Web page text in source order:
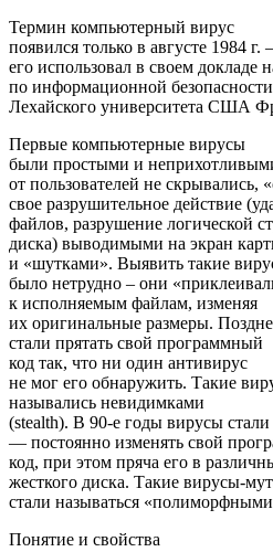
Термин компьютерный вирус
появился только в августе 1984 г.
его использовал в своем докладе
по информационной
Лехайского университета США
Первые компьютерные вирусы
были простыми и
от пользователей не скрывались,
свое разрушительное действие
файлов, разрушение логической
диска) выводимыми на экран
и «шутками». Выявить такие
было нетрудно – они
к исполняемым файлам, изменяя
их оригинальные размеры.
стали прятать свой программный
код так, что ни один антивирус
не мог его обнаружить. Такие
назывались невидимками
(stealth). В 90-е годы вирусы стали
— постоянно изменять свой
код, при этом пряча его в
жесткого диска. Такие вирусы-
стали называться
Понятие и свойства